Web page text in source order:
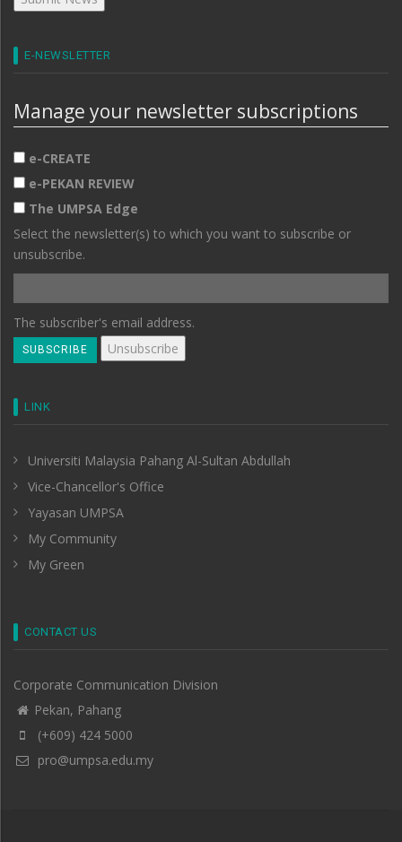
E-NEWSLETTER
Manage your newsletter subscriptions
e-CREATE
e-PEKAN REVIEW
The UMPSA Edge
Select the newsletter(s) to which you want to subscribe or
unsubscribe.
The subscriber's email address.
LINK
Universiti Malaysia Pahang Al-Sultan Abdullah
Vice-Chancellor's Office
Yayasan UMPSA
My Community
My Green
CONTACT US
Corporate Communication Division
Pekan, Pahang
(+609) 424 5000
pro@umpsa.edu.my